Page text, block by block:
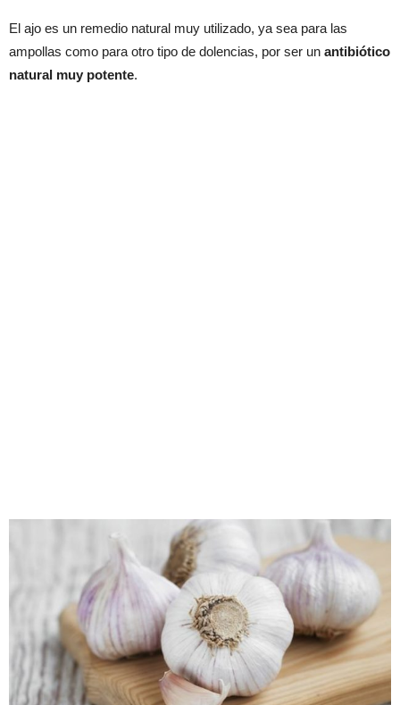
El ajo es un remedio natural muy utilizado, ya sea para las
ampollas como para otro tipo de dolencias, por ser un antibiótico
natural muy potente.